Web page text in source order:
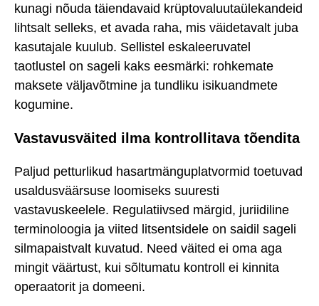
kunagi nõuda täiendavaid krüptovaluutaülekandeid
lihtsalt selleks, et avada raha, mis väidetavalt juba
kasutajale kuulub. Sellistel eskaleeruvatel
taotlustel on sageli kaks eesmärki: rohkemate
maksete väljavõtmine ja tundliku isikuandmete
kogumine.
Vastavusväited ilma kontrollitava tõendita
Paljud petturlikud hasartmänguplatvormid toetuvad
usaldusväärsuse loomiseks suuresti
vastavuskeelele. Regulatiivsed märgid, juriidiline
terminoloogia ja viited litsentsidele on saidil sageli
silmapaistvalt kuvatud. Need väited ei oma aga
mingit väärtust, kui sõltumatu kontroll ei kinnita
operaatorit ja domeeni.